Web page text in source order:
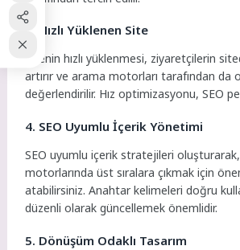
3. Hızlı Yüklenen Site
Sitenin hızlı yüklenmesi, ziyaretçilerin
artırır ve arama motorları tarafından da
değerlendirilir. Hız optimizasyonu, SEO
4. SEO Uyumlu İçerik Yönetimi
SEO uyumlu içerik stratejileri
motorlarında üst sıralara çıkmak için
atabilirsiniz. Anahtar kelimeleri doğru
düzenli olarak güncellemek önemlidir.
5. Dönüşüm Odaklı Tasarım